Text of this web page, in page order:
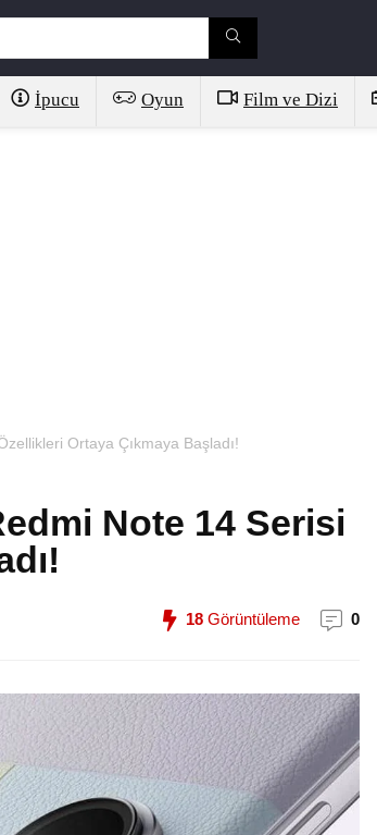
İpucu Oyun Film ve Dizi
Ortaya Çıkmaya Başladı!
Note 14 Serisi
18 Görüntüleme 0